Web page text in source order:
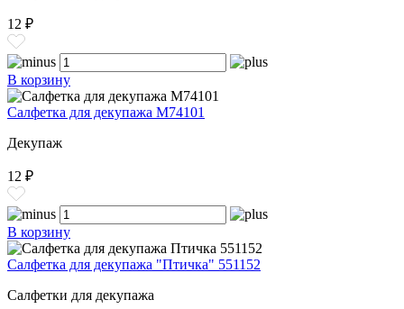
12 ₽
В корзину
Салфетка для декупажа M74101
Декупаж
12 ₽
В корзину
Салфетка для декупажа "Птичка" 551152
Салфетки для декупажа